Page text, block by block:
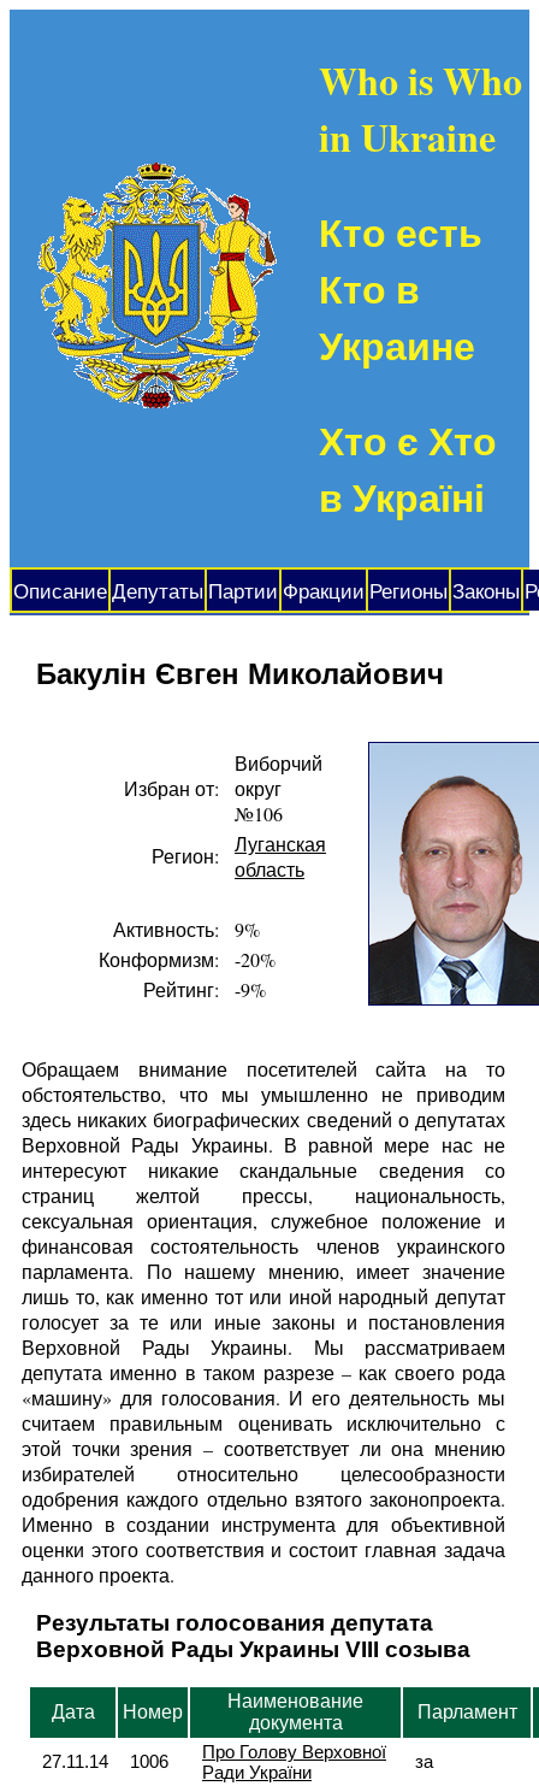
Who is Who
in Ukraine
Кто есть
Кто в
Украине
Хто є Хто
в Україні
Описание Депутаты Партии Фракции Регионы Законы
Бакулін Євген Миколайович
Избран от:
Виборчий
округ
№106
Регион:
Луганская
область
Активность:
9%
Конформизм:
-20%
Рейтинг:
-9%
Обращаем внимание посетителей сайта на то
обстоятельство, что мы умышленно не приводим
здесь никаких биографических сведений о депутатах
Верховной Рады Украины. В равной мере нас не
интересуют никакие скандальные сведения со
страниц желтой прессы, национальность,
сексуальная ориентация, служебное положение и
финансовая состоятельность членов украинского
парламента. По нашему мнению, имеет значение
лишь то, как именно тот или иной народный депутат
голосует за те или иные законы и постановления
Верховной Рады Украины. Мы рассматриваем
депутата именно в таком разрезе – как своего рода
«машину» для голосования. И его деятельность мы
считаем правильным оценивать исключительно с
этой точки зрения – соответствует ли она мнению
избирателей относительно целесообразности
одобрения каждого отдельно взятого законопроекта.
Именно в создании инструмента для объективной
оценки этого соответствия и состоит главная задача
данного проекта.
Результаты голосования депутата
Верховной Рады Украины VIII созыва
Дата Номер
Наименование
документа
Парламент
27.11.14 1006
Про Голову Верховної
Ради України
за